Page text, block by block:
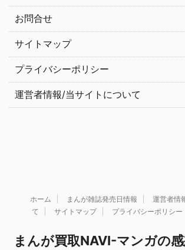
お問合せ
サイトマップ
プライバシーポリシー
運営者情報/当サイトについて
ホーム まんが雑誌発売日情報
運営者情
て
サイトマップ プライバシーポリシー
まんが買取NAVI-マンガの